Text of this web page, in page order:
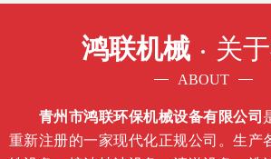
鸿联机械 关
ABOUT
青州市鸿联环保机械设备有限公司
重新注册的一家现代化正规公司。生产